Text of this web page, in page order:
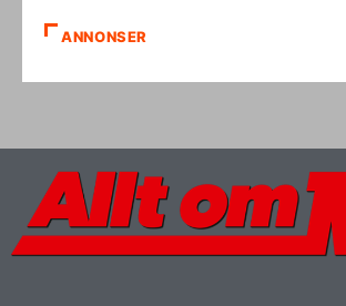
ANNONSER